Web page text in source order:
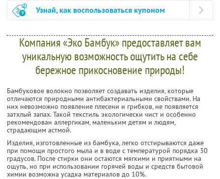
Узнай, как воспользоваться купоном
Компания «Эко Бамбук» предоставляет вам
уникальную возможность ощутить на себе
бережное прикосновение природы!
Бамбуковое волокно позволяет создавать изделия, которые
отличаются природными антибактериальными свойствами. На
них невозможно появление плесени и грибков, не появляется
затхлый запах. Такой текстиль экологически чист и особенно
рекомендован аллергикам, маленьким детям и людям,
страдающим астмой.
Изделия, изготовленные из бамбука, легко отстирываются даже
при помощи простого мыла и в воде с температурой порядка 30
градусов. После стирки они остаются мягкими и приятными на
ощупь, но при использовании горячей воды и средств бытовой
химии возможна усадка материалов до 10%.